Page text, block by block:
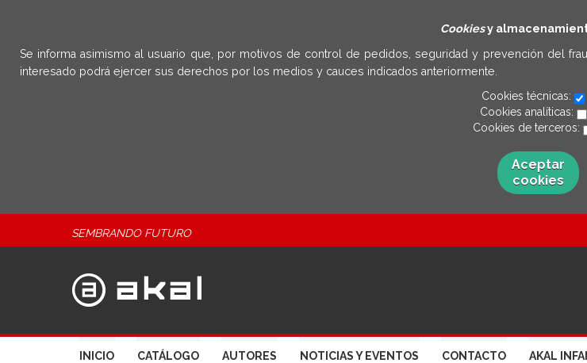
Cookiesy
Se informa asimismo al usuario que, por motivos de control de pedidos, seguridad y prevención del
interesado podrá ejercer sus derechos por los medios y cauces indicados anteriormente.
Cookies técnicas:
Cookies analíticas:
Cookies de terceros:
Aceptar
cookies
SEMBRANDO FUTURO
INICIO CATÁLOGO AUTORES NOTICIAS Y EVENTOS CONTACTO AKAL